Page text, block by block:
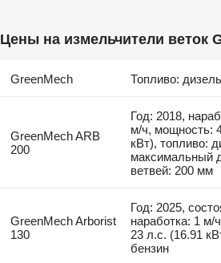
Цены на измельчители веток
GreenMech Топливо: дизель
GreenMech ARB
200
Год: 2018,
м/ч, мощность:
кВт), топливо:
максимальный
ветвей: 200 мм
GreenMech Arborist
130
Год: 2025,
наработка: 1 м/
23 л.с. (16.91
бензин